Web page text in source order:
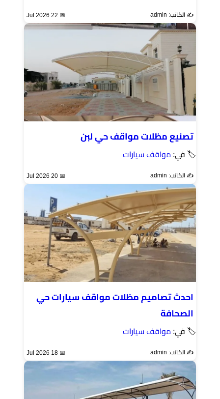
✍️ الكاتب: admin 📅 22 Jul 2026
تصنيع مظلات مواقف حي لبن
🏷 في: مواقف سيارات
✍️ الكاتب: admin 📅 20 Jul 2026
احدث تصاميم مظلات مواقف سيارات حي
الصحافة
🏷 في: مواقف سيارات
✍️ الكاتب: admin 📅 18 Jul 2026